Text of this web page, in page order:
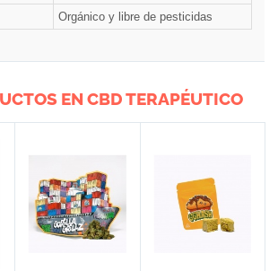
Orgánico y libre de pesticidas
EN CBD TERAPÉUTICO